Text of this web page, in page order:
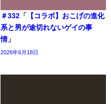
＃332「【コラボ】おこげの進化
系と男が途切れないゲイの事
情」
2026年6月18日